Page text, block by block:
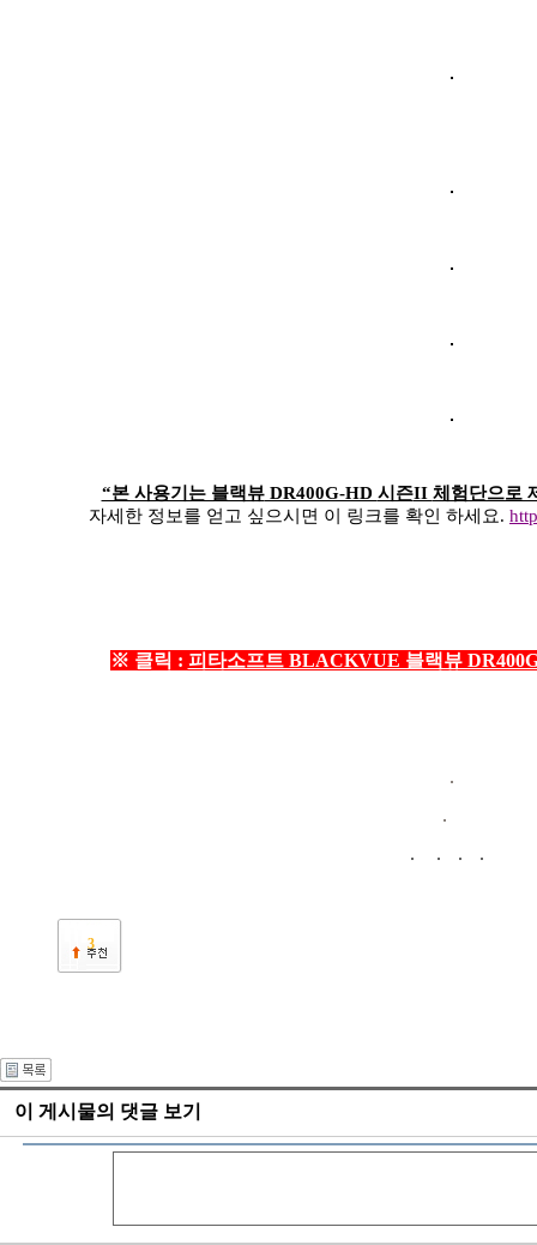
“본 사용기는 블랙뷰DR400G-HD 시즌II 체험단으로
자세한 정보를 얻고 싶으시면 이 링크를 확인 하세요.
※ 클릭 : 피타소프트 BLACKVUE 블랙뷰
3
이 게시물의 댓글 보기